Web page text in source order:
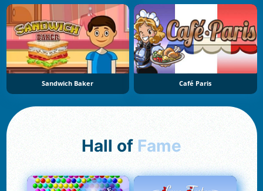
Sandwich Baker Café Paris
Hall of Fame